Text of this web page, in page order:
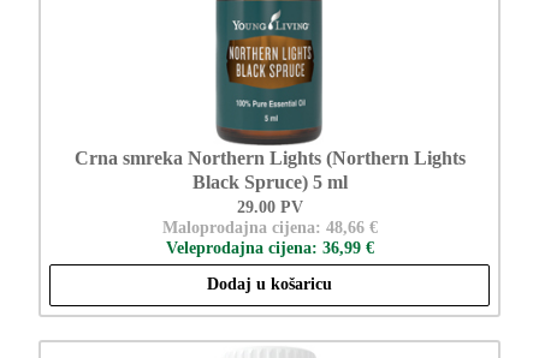
Crna smreka Northern Lights (Northern Lights
Black Spruce) 5 ml
29.00 PV
Maloprodajna cijena: 48,66 €
Veleprodajna cijena: 36,99 €
Dodaj u košaricu